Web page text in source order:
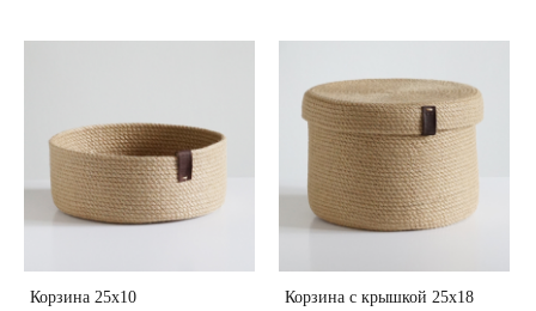
Корзина 25х10
Корзина с крышкой 25х18